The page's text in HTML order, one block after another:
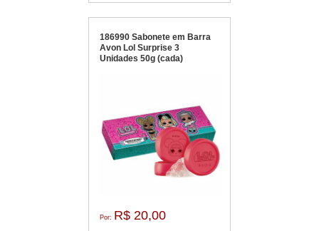
186990 Sabonete em Barra
Avon Lol Surprise 3
Unidades 50g (cada)
Por: R$ 20,00